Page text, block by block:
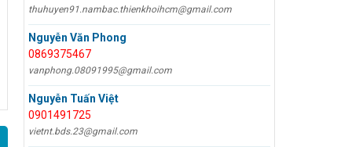
thuhuyen91.nambac.thienkhoihcm@gmail.com
Nguyễn Văn Phong
0869375467
vanphong.08091995@gmail.com
Nguyễn Tuấn Việt
0901491725
vietnt.bds.23@gmail.com